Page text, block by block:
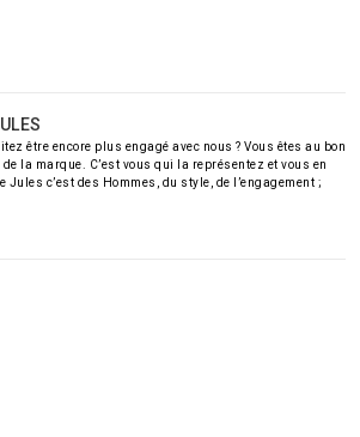
être encore plus engagé avec nous ? Vous êtes au bon
la marque. C’est vous qui la représentez et vous en
Jules c’est des Hommes, du style, de l’engagement ;